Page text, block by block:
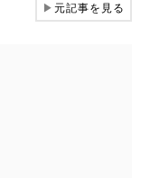
▶元記事を見る